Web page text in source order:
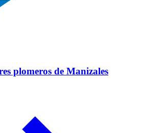
plomeros de Manizales